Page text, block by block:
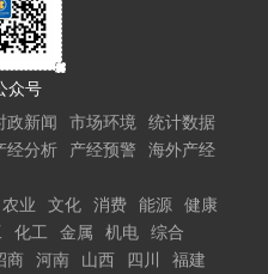
众号
政新闻 市场环境
统计数据
经分析 产经预警
海外产经
农业 文化 消费 能源
健康
化工 金属 机电
综合
商 河南 山西 四川
福建